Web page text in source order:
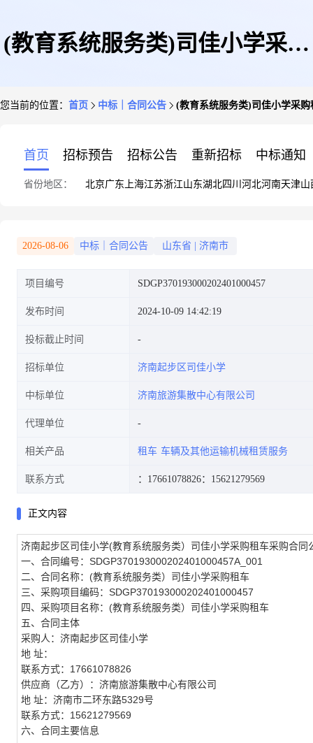
(教育系统服务类)司佳小学采购
您当前的位置： 首页 中标｜合同公告 (教育系统服务类)司佳小学采购
首页 招标预告 招标公告 重新招标 中标通知
省份地区： 北京广东 上海江苏浙江山东湖北四川 河北河南天津山
2026-08-06 中标｜合同公告 山东省 济南市
项目编号 SDGP370193000202401000457
发布时间 2024-10-09 14:42:19
投标截止时间
招标单位 济南起步区司佳小学
中标单位 济南旅游集散中心有限公司
代理单位
相关产品 租车 车辆及其他运输机械租赁服务
联系方式 ：17661078826：15621279569
正文内容
济南起步区司佳小学(教育系统服务类）司佳小学采购租车采购合同
一、合同编号：SDGP370193000202401000457A_001
二、合同名称：(教育系统服务类）司佳小学采购租车
三、采购项目编码：SDGP370193000202401000457
四、采购项目名称：(教育系统服务类）司佳小学采购租车
五、合同主体
采购人：济南起步区司佳小学
地 址：
联系方式：17661078826
供应商（乙方）：济南旅游集散中心有限公司
地 址：济南市二环东路5329号
联系方式：15621279569
六、合同主要信息